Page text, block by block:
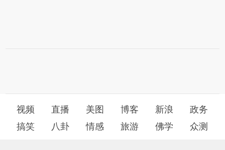
视频 直播 美图 博客 新浪
政务
搞笑
八卦 情感 旅游 佛学 众测